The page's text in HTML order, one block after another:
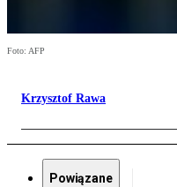
Foto: AFP
Krzysztof Rawa
Powiązane